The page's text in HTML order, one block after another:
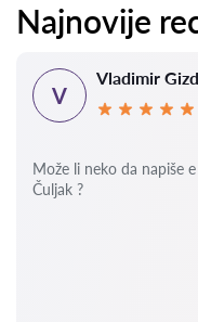
Najnovije
V
Vladimir
Može li neko da napiše
Čuljak ?